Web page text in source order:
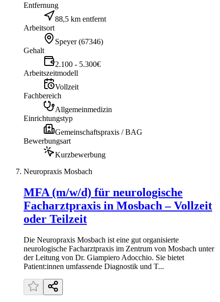
Entfernung
88,5 km entfernt
Arbeitsort
Speyer (67346)
Gehalt
2.100 - 5.300€
Arbeitszeitmodell
Vollzeit
Fachbereich
Allgemeinmedizin
Einrichtungstyp
Gemeinschaftspraxis / BAG
Bewerbungsart
Kurzbewerbung
Neuropraxis Mosbach
MFA (m/w/d) für neurologische
Facharztpraxis in Mosbach – Vollzeit
oder Teilzeit
Die Neuropraxis Mosbach ist eine gut organisierte
neurologische Facharztpraxis im Zentrum von Mosbach unter
der Leitung von Dr. Giampiero Adocchio. Sie bietet
Patient:innen umfassende Diagnostik und T...